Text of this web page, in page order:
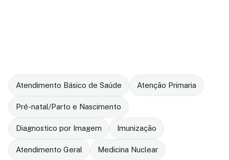
Atendimento Básico de Saúde Atenção Primaria
Pré-natal/Parto e Nascimento
Diagnostico por Imagem Imunização
Atendimento Geral Medicina Nuclear